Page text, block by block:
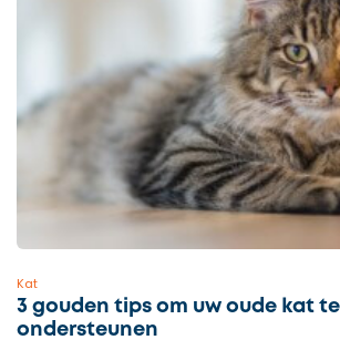
Kat
3 gouden tips om uw oude kat te
ondersteunen